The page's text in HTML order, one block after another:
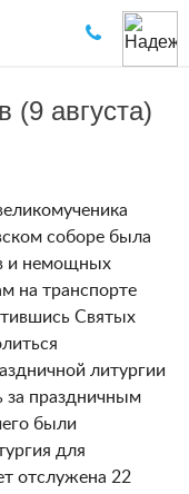
(9 августа)
соборе была
и немощных
на транспорте
Святых
литургии
за праздничным
были
для
отслужена 22